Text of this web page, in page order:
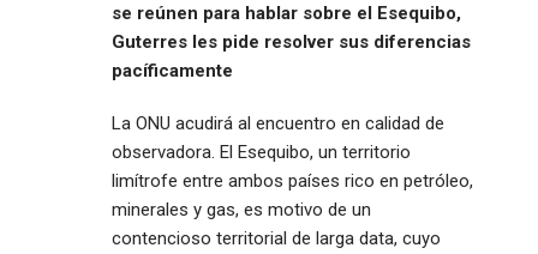
se reúnen para hablar sobre el Esequibo,
Guterres les pide resolver sus diferencias
pacíficamente
La ONU acudirá al encuentro en calidad de
observadora. El Esequibo, un territorio
limítrofe entre ambos países rico en petróleo,
minerales y gas, es motivo de un
contencioso territorial de larga data, cuyo